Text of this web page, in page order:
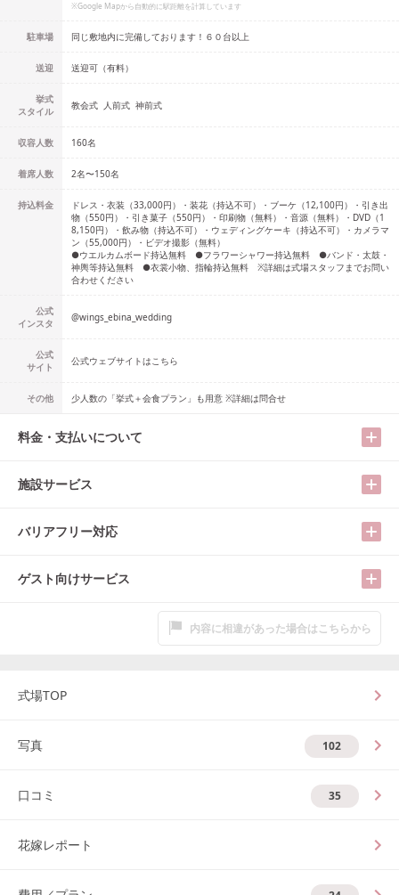
※Google Mapから自動的に駅距離を計算しています
駐車場 同じ敷地内に完備しております！６０台以上
送迎 送迎可（有料）
挙式
スタイル
教会式 人前式 神前式
収容人数 160名
着席人数 2名〜150名
持込料金
ドレス・衣装（33,000円）・装花（持込不可）・ブーケ（12,100円）・引き出
物（550円）・引き菓子（550円）・印刷物（無料）・音源（無料）・DVD（1
8,150円）・飲み物（持込不可）・ウェディングケーキ（持込不可）・カメラマ
ン（55,000円）・ビデオ撮影（無料）
●ウエルカムボード持込無料 ●フラワーシャワー持込無料 ●バンド・太鼓・
神輿等持込無料 ●衣裳小物、指輪持込無料 ※詳細は式場スタッフまでお問い
合わせください
公式
インスタ
@wings_ebina_wedding
公式
サイト
公式ウェブサイトはこちら
その他 少人数の「挙式＋会食プラン」も用意 ※詳細は問合せ
料金・支払いについて
施設サービス
バリアフリー対応
ゲスト向けサービス
内容に相違があった場合はこちらから
式場TOP
写真 102
口コミ 35
花嫁レポート